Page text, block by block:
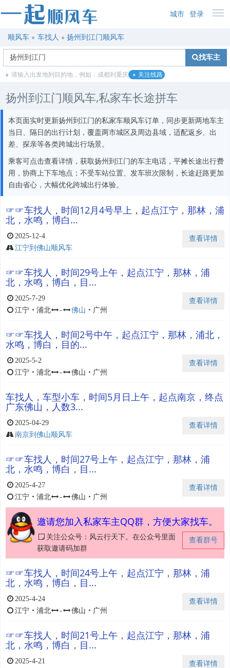
城市 登录
顺风车 车找人 扬州到江门顺风车
找车主
请输入出发地到目的地，例如：成都到重庆 关注线路
扬州到江门顺风车,私家车长途拼车
本页面实时更新扬州到江门的私家车顺风车订单，同步更新两地车主
当日、隔日的出行计划，覆盖两市城区及周边县域，适配返乡、出
差、探亲等各类跨城出行场景。
乘客可点击查看详情，获取扬州到江门的车主电话，平摊长途出行费
用，协商上下车地点；不受车站位置、发车班次限制，长途赶路更加
自由省心，大幅优化跨城出行体验。
☞☞车找人，时间12月4号早上，起点江宁，那林，浦
北，水鸣，博白...
查看详情
2025-12-4
江宁到佛山顺风车
☞☞车找人，时间29号上午，起点江宁，那林，浦
北，水鸣，博白，目...
查看详情
2025-7-29
江宁・ 浦北 - 佛山 ・ 广州
☞☞车找人，时间2号中午，起点江宁，那林，浦北，
水鸣，博白，目的...
查看详情
2025-5-2
江宁・ 浦北 - 佛山 ・ 广州
车找人，车型小车，时间5月日上午，起点南京，终点
广东佛山，人数3...
查看详情
2025-04-29
南京到佛山顺风车
☞☞车找人，时间27号上午，起点江宁，那林，浦
北，水鸣，博白，目...
查看详情
2025-4-27
江宁・ 浦北 - 佛山 ・ 广州
邀请您加入私家车主QQ群，方便大家找车。
查看群号
关注公众号：风云行天下。在公众号里面
获取邀请码加群
☞☞车找人，时间24号上午，起点江宁，那林，浦
北，水鸣，博白，目...
查看详情
2025-4-24
江宁・ 浦北 - 佛山 ・ 广州
☞☞车找人，时间21号上午，起点江宁，那林，浦
北，水鸣，博白，目...
查看详情
2025-4-21